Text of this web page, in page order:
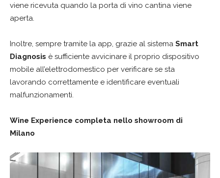
viene ricevuta quando la porta di vino cantina viene
aperta.
Inoltre, sempre tramite la app, grazie al sistema Smart
Diagnosis è sufficiente avvicinare il proprio dispositivo
mobile all’elettrodomestico per verificare se sta
lavorando correttamente e identificare eventuali
malfunzionamenti.
Wine Experience completa nello showroom di
Milano